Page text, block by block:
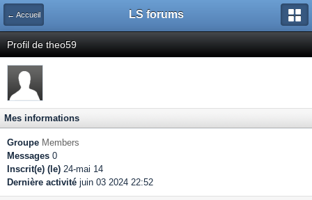
← Accueil LS forums
Profil de theo59
Mes informations
Groupe Members
Messages 0
Inscrit(e) (le) 24-mai 14
Dernière activité juin 03 2024 22:52